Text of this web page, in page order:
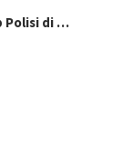
Polisi di …